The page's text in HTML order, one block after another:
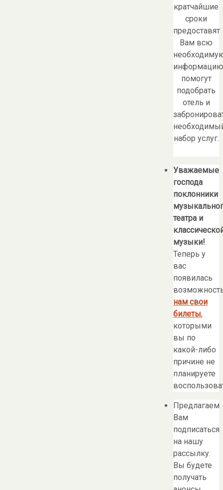
кратчайшие
сроки
предоставят
Вам всю
помогут
подобрать
отель и
набор услуг.
Уважаемые
господа
поклонники
театра и
музыки!
Теперь у
вас
появилась
нам свои
билеты,
которыми
вы по
какой-либо
причине не
планируете
Предлагаем
Вам
подписаться
на нашу
рассылку.
Вы будете
получать